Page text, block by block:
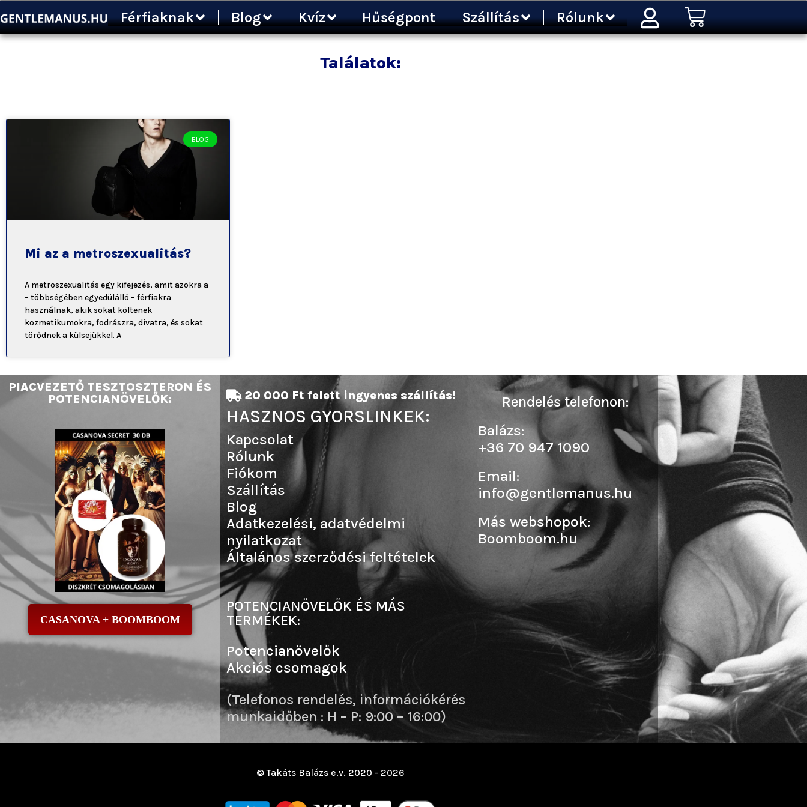
a
tartalomra
Férfiaknak Blog Kvíz Hűségpont Szállítás Rólunk Kosár
Találatok:
BLOG
Mi az a metroszexualitás?
A metroszexualitás egy kifejezés, amit azokra a
– többségében egyedülálló – férfiakra
használnak, akik sokat költenek
kozmetikumokra, fodrászra, divatra, és sokat
törődnek a külsejükkel. A
PIACVEZETŐ TESZTOSZTERON ÉS
POTENCIANÖVELŐK:
CASANOVA + BOOMBOOM
20 000 Ft felett ingyenes szállítás!
HASZNOS GYORSLINKEK:
Kapcsolat
Rólunk
Fiókom
Szállítás
Blog
Adatkezelési, adatvédelmi
nyilatkozat
Általános szerződési feltételek
POTENCIANÖVELŐK ÉS MÁS
TERMÉKEK:
Potencianövelők
Akciós csomagok
(Telefonos rendelés, információkérés
munkaidőben : H – P: 9:00 – 16:00)
Rendelés telefonon:
Balázs:
+36 70 947 1090
Email:
info@gentlemanus.hu
Más webshopok:
Boomboom.hu
© Takáts Balázs e.v. 2020 - 2026